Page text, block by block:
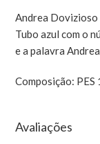
Andrea Dovizioso
Tubo azul com o
e a palavra
Composição: PES
Avaliações